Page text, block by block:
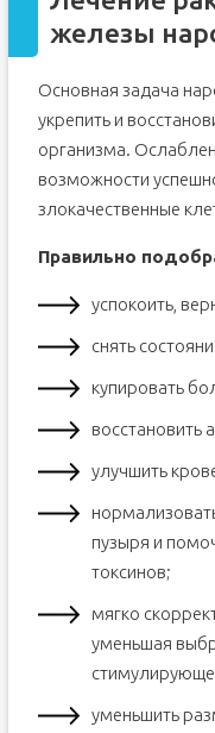
Как предлагают
рака
рака
Спиртовая
Водная
Симптомы
Противопоказания
железы
Основная задача
укрепить и
организма.
возможности
злокачественные
Правильно
успокоить,
снять
купировать
восстановить
улучшить
пузыря и
токсинов;
мягко
уменьшая
уменьшить